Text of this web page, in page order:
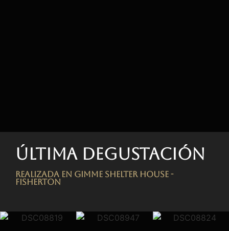
Última degustación
Realizada en Gimme Shelter House -
FISHERTON